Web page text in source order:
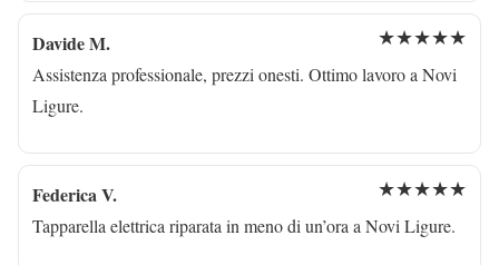
Davide M. ★★★★★
Assistenza professionale, prezzi onesti. Ottimo lavoro a Novi
Ligure.
Federica V. ★★★★★
Tapparella elettrica riparata in meno di un’ora a Novi Ligure.